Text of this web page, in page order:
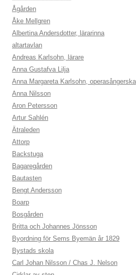
Ågården
Åke Mellgren
Albertina Andersdotter, lärarinna
altartavlan
Andreas Karlsohn, lärare
Anna Gustafva Lilja
Anna Margareta Karlsohn, operasångerska
Anna Nilsson
Aron Petersson
Artur Sahlén
Ätraleden
Attorp
Backstuga
Bagaregården
Bautasten
Bengt Andersson
Boarp
Bosgården
Britta och Johannes Jönsson
Byordning för Sems Byemän år 1829
Bystads skola
Carl Johan Nilsson / Chas J. Nelson